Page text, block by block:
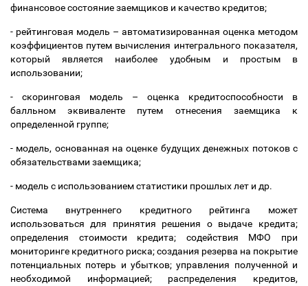
финансовое состояние заемщиков и качество кредитов;
- рейтинговая модель – автоматизированная оценка методом
коэффициентов путем вычисления интегрального показателя,
который является наиболее удобным и простым в
использовании;
- скоринговая модель – оценка кредитоспособности в
балльном эквиваленте путем отнесения заемщика к
определенной группе;
- модель, основанная на оценке будущих денежных потоков с
обязательствами заемщика;
- модель с использованием статистики прошлых лет и др.
Система внутреннего кредитного рейтинга может
использоваться для принятия решения о выдаче кредита;
определения стоимости кредита; содействия МФО при
мониторинге кредитного риска; создания резерва на покрытие
потенциальных потерь и убытков; управления полученной и
необходимой информацией; распределения кредитов,